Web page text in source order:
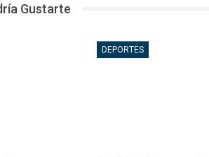
Gustarte
DEPORTES